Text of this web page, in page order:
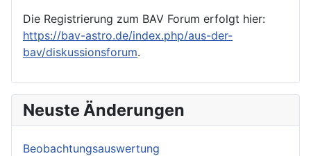
Die Registrierung zum BAV Forum erfolgt hier:
https://bav-astro.de/index.php/aus-der-
bav/diskussionsforum.
Neuste Änderungen
Beobachtungsauswertung